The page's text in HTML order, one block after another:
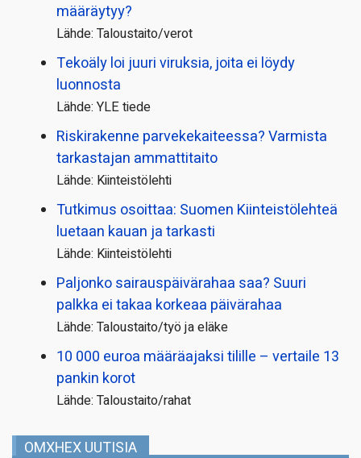
määräytyy?
Lähde: Taloustaito/verot
Tekoäly loi juuri viruksia, joita ei löydy
luonnosta
Lähde: YLE tiede
Riskirakenne parvekekaiteessa? Varmista
tarkastajan ammattitaito
Lähde: Kiinteistölehti
Tutkimus osoittaa: Suomen Kiinteistölehteä
luetaan kauan ja tarkasti
Lähde: Kiinteistölehti
Paljonko sairauspäivä­rahaa saa? Suuri
palkka ei takaa korkeaa päivärahaa
Lähde: Taloustaito/työ ja eläke
10 000 euroa määräajaksi tilille – vertaile 13
pankin korot
Lähde: Taloustaito/rahat
OMXHEX UUTISIA